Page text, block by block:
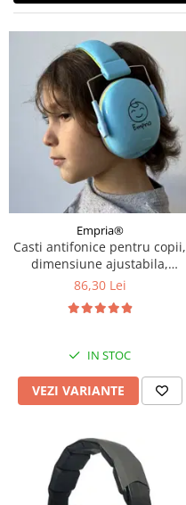
Empria®
Casti antifonice pentru copii,
dimensiune ajustabila,
Empria, Diverse culori
86,30 Lei
IN STOC
VEZI VARIANTE